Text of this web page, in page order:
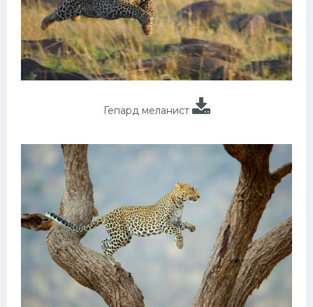
Гепард меланист